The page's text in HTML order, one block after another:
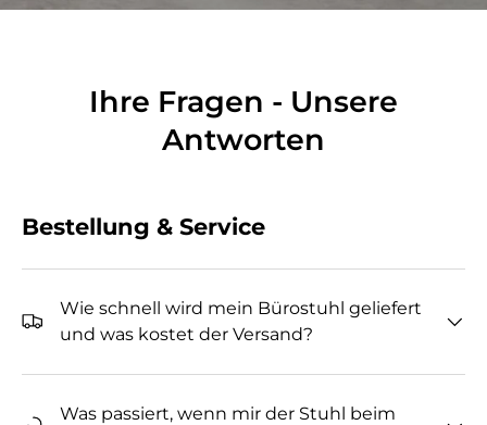
Ihre Fragen - Unsere
Antworten
Bestellung & Service
Wie schnell wird mein Bürostuhl geliefert
und was kostet der Versand?
Was passiert, wenn mir der Stuhl beim